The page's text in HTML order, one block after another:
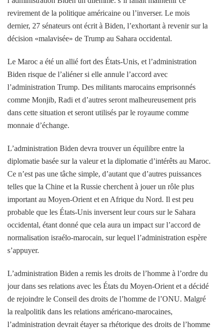
revirement de la politique américaine ou l’inverser. Le mois
dernier, 27 sénateurs ont écrit à Biden, l’exhortant à revenir sur la
décision «malavisée» de Trump au Sahara occidental.
Le Maroc a été un allié fort des États-Unis, et l’administration
Biden risque de l’aliéner si elle annule l’accord avec
l’administration Trump. Des militants marocains emprisonnés
comme Monjib, Radi et d’autres seront malheureusement pris
dans cette situation et seront utilisés par le royaume comme
monnaie d’échange.
L’administration Biden devra trouver un équilibre entre la
diplomatie basée sur la valeur et la diplomatie d’intérêts au Maroc.
Ce n’est pas une tâche simple, d’autant que d’autres puissances
telles que la Chine et la Russie cherchent à jouer un rôle plus
important au Moyen-Orient et en Afrique du Nord. Il est peu
probable que les États-Unis inversent leur cours sur le Sahara
occidental, étant donné que cela aura un impact sur l’accord de
normalisation israélo-marocain, sur lequel l’administration espère
s’appuyer.
L’administration Biden a remis les droits de l’homme à l’ordre du
jour dans ses relations avec les États du Moyen-Orient et a décidé
de rejoindre le Conseil des droits de l’homme de l’ONU. Malgré
la realpolitik dans les relations américano-marocaines,
l’administration devrait étayer sa rhétorique des droits de l’homme